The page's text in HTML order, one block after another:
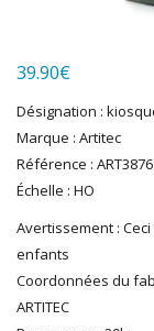
MAKETTE
MARLKIN
MKD
NOREV
NOVATEUR
39.90€
Désignation :
Marque : Artitec
Référence :
Échelle : HO
Avertissement :
enfants
Coordonnées du
ARTITEC